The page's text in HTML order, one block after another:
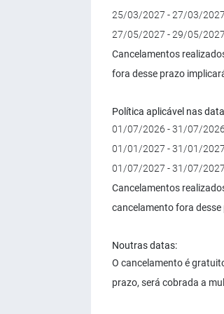
25/03/2027 - 27/03/2027
27/05/2027 - 29/05/2027
Cancelamentos
fora desse prazo
Política aplicável nas
01/07/2026 - 31/07/2026
01/01/2027 - 31/01/2027
01/07/2027 - 31/07/2027
Cancelamentos
cancelamento fora
Noutras datas:
O cancelamento é
prazo, será cobrada a